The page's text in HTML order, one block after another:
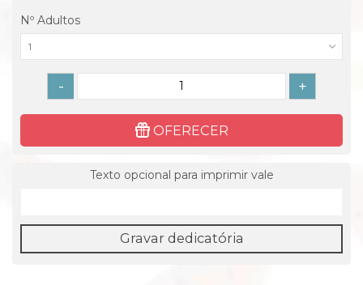
Nº Adultos
1
- +
OFERECER
Texto opcional para imprimir vale
Gravar dedicatória